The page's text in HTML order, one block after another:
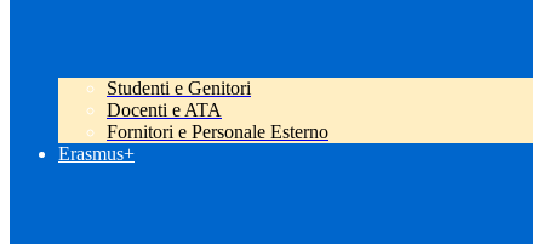
Studenti e Genitori
Docenti e ATA
Fornitori e Personale Esterno
Erasmus+